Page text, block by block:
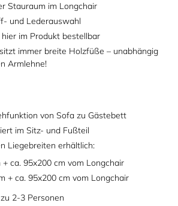
Stauraum im Longchair
und Lederauswahl
im Produkt bestellbar
immer breite Holzfüße – unabhängig
Armlehne!
von Sofa zu Gästebett
im Sitz- und Fußteil
Liegebreiten erhältlich:
+ ca. 95x200 cm vom Longchair
+ ca. 95x200 cm vom Longchair
2-3 Personen